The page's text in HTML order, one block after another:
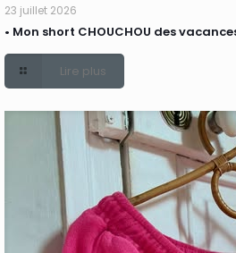
23 juillet 2026
• Mon short CHOUCHOU des
Lire plus